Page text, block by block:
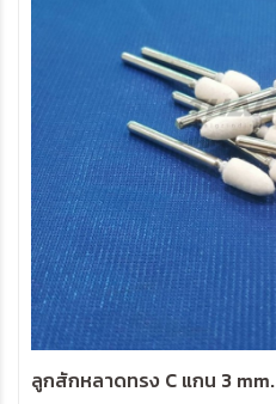
ลูกสักหลาดทรง C แกน 3 mm.